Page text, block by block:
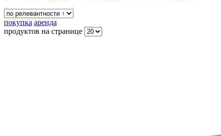
покупка аренда
продуктов на странице